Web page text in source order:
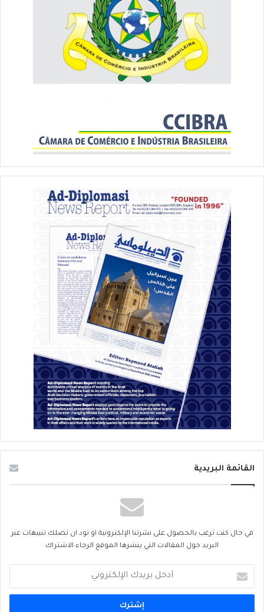
القائمة البريدية
في حال كنت ترغب بالحصول على نشرتنا الإلكترونية او تود ان تصلك تنبيهات عبر
البريد حول المقالات التي ينشرها الموقع الرجاء الاشتراك
بريدك
الإلكتروني